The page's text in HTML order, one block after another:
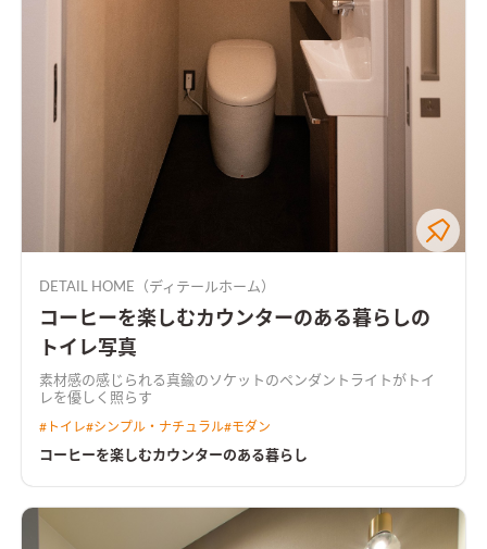
DETAIL HOME（ディテールホーム）
コーヒーを楽しむカウンターのある暮らしの
トイレ写真
素材感の感じられる真鍮のソケットのペンダントライトがトイ
レを優しく照らす
# トイレ#シンプル・ナチュラル#モダン
コーヒーを楽しむカウンターのある暮らし